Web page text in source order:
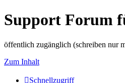
Support Forum
öffentlich zugänglich (schreiben nur
Zum Inhalt
Schnellzugriff